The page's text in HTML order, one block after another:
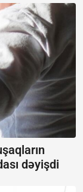
dəyişdi